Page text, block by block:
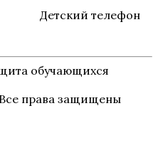
Детский телефон
обучающихся
права защищены